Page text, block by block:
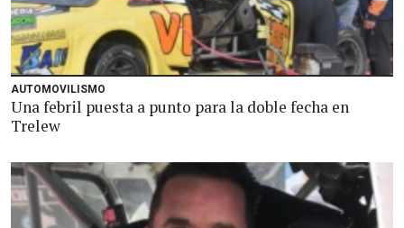
AUTOMOVILISMO
Una febril puesta a punto para la doble fecha en
Trelew